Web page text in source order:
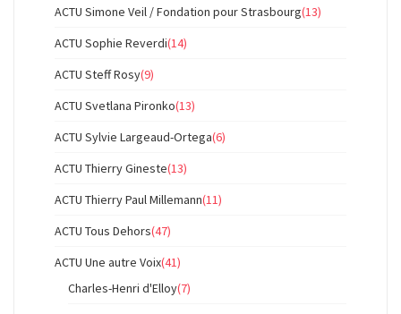
ACTU Simone Veil / Fondation pour Strasbourg(13)
ACTU Sophie Reverdi(14)
ACTU Steff Rosy(9)
ACTU Svetlana Pironko(13)
ACTU Sylvie Largeaud-Ortega(6)
ACTU Thierry Gineste(13)
ACTU Thierry Paul Millemann(11)
ACTU Tous Dehors(47)
ACTU Une autre Voix(41)
Charles-Henri d'Elloy(7)